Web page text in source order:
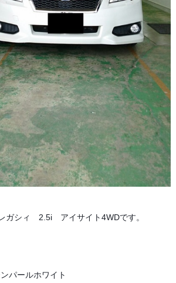
ガシィ　2.5i　アイサイト4WDです。
ホワイト